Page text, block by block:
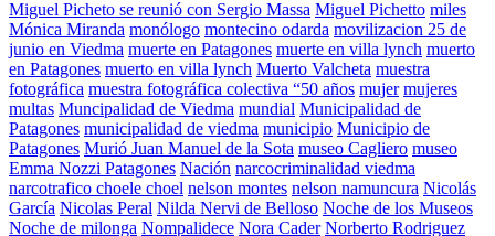
Miguel Picheto se reunió con Sergio Massa Miguel Pichetto miles
Mónica Miranda monólogo montecino odarda movilizacion 25 de
junio en Viedma muerte en Patagones muerte en villa lynch muerto
en Patagones muerto en villa lynch Muerto Valcheta muestra
fotográfica muestra fotográfica colectiva “50 años mujer mujeres
multas Muncipalidad de Viedma mundial Municipalidad de
Patagones municipalidad de viedma municipio Municipio de
Patagones Murió Juan Manuel de la Sota museo Cagliero museo
Emma Nozzi Patagones Nación narcocriminalidad viedma
narcotrafico choele choel nelson montes nelson namuncura Nicolás
García Nicolas Peral Nilda Nervi de Belloso Noche de los Museos
Noche de milonga Nompalidece Nora Cader Norberto Rodriguez